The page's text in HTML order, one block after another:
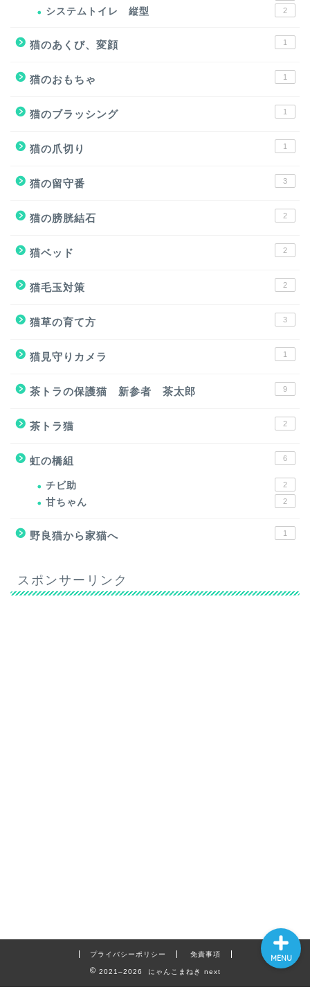
システムトイレ 縦型 2
猫のあくび、変顔 1
猫のおもちゃ 1
猫のブラッシング 1
猫の爪切り 1
猫の留守番 3
猫の膀胱結石 2
猫ベッド 2
猫毛玉対策 2
猫草の育て方 3
猫見守りカメラ 1
茶トラの保護猫 新参者 茶太郎 9
茶トラ猫 2
虹の橋組 6
チビ助 2
甘ちゃん 2
野良猫から家猫へ 1
スポンサーリンク
プライバシーポリシー 免責事項
2021–2026 にゃんこまねき next
MENU